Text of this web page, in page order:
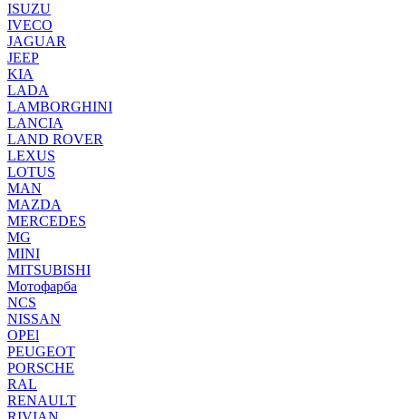
ISUZU
IVECO
JAGUAR
JEEP
KIA
LADA
LAMBORGHINI
LANCIA
LAND ROVER
LEXUS
LOTUS
MAN
MAZDA
MERCEDES
MG
MINI
MITSUBISHI
Мотофарба
NCS
NISSAN
OPEl
PEUGEOT
PORSCHE
RAL
RENAULT